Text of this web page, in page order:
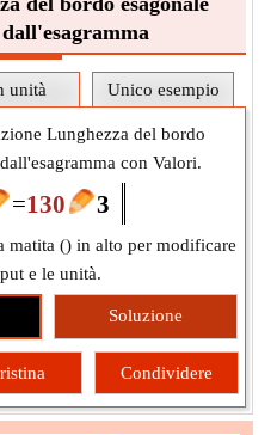
unità Unico esempio
Lunghezza del bordo
con Valori.
=130 3
matita () in alto per modificare
e le unità.
Soluzione
Condividere